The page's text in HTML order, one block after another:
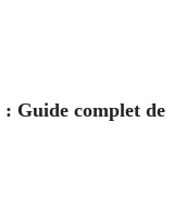
: Guide complet de